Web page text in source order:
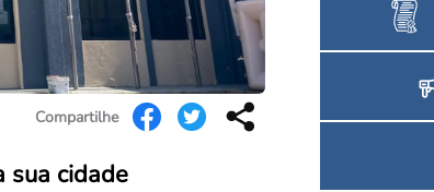
Compartilhe
sua cidade